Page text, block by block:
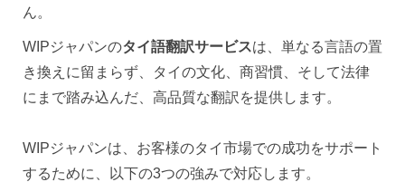
ん。
WIPジャパンのタイ語翻訳サービスは、単なる言語の置
き換えに留まらず、タイの文化、商習慣、そして法律
にまで踏み込んだ、高品質な翻訳を提供します。
WIPジャパンは、お客様のタイ市場での成功をサポート
するために、以下の3つの強みで対応します。